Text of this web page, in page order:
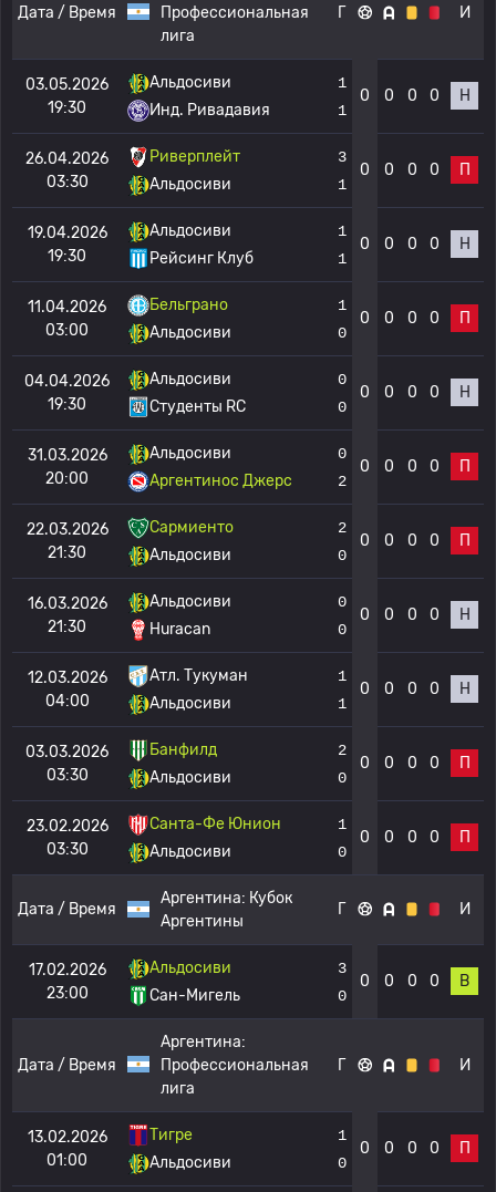
Дата / Время
Профессиональная
лига
Г И
03.05.2026
19:30
Альдосиви
Инд. Ривадавия
1
1
0 0 0 0 Н
26.04.2026
03:30
Риверплейт
Альдосиви
3
1
0 0 0 0 П
19.04.2026
19:30
Альдосиви
Рейсинг Клуб
1
1
0 0 0 0 Н
11.04.2026
03:00
Бельграно
Альдосиви
1
0
0 0 0 0 П
04.04.2026
19:30
Альдосиви
Студенты RC
0
0
0 0 0 0 Н
31.03.2026
20:00
Альдосиви
Аргентинос Джерс
0
2
0 0 0 0 П
22.03.2026
21:30
Сармиенто
Альдосиви
2
0
0 0 0 0 П
16.03.2026
21:30
Альдосиви
Huracan
0
0
0 0 0 0 Н
12.03.2026
04:00
Атл. Тукуман
Альдосиви
1
1
0 0 0 0 Н
03.03.2026
03:30
Банфилд
Альдосиви
2
0
0 0 0 0 П
23.02.2026
03:30
Санта-Фе Юнион
Альдосиви
1
0
0 0 0 0 П
Дата / Время
Аргентина: Кубок
Аргентины
Г И
17.02.2026
23:00
Альдосиви
Сан-Мигель
3
0
0 0 0 0 В
Дата / Время
Аргентина:
Профессиональная
лига
Г И
13.02.2026
01:00
Тигре
Альдосиви
1
0
0 0 0 0 П